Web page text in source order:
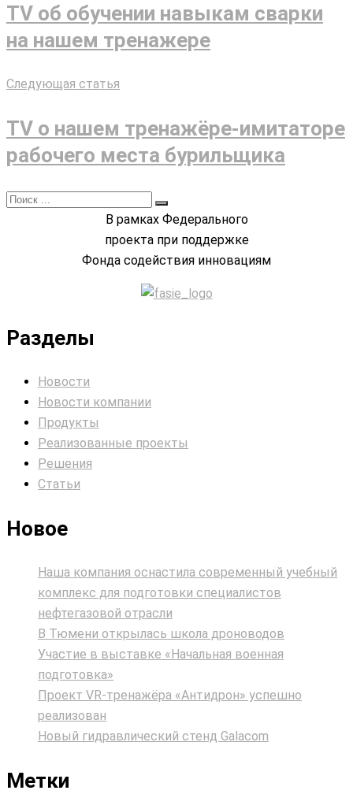
TV об обучении навыкам сварки
на нашем тренажере
Следующая статья
TV о нашем тренажёре-имитаторе
рабочего места бурильщика
В рамках Федерального
проекта при поддержке
Фонда содействия инновациям
Разделы
Новости
Новости компании
Продукты
Реализованные проекты
Решения
Статьи
Новое
Наша компания оснастила современный учебный
комплекс для подготовки специалистов
нефтегазовой отрасли
В Тюмени открылась школа дроноводов
Участие в выставке «Начальная военная
подготовка»
Проект VR‑тренажёра «Антидрон» успешно
реализован
Новый гидравлический стенд Galacom
Метки